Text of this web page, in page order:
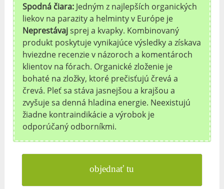
Spodná čiara: Jedným z najlepších organických
liekov na parazity a helminty v Európe je
Neprestávajsprej a kvapky. Kombinovaný
produkt poskytuje vynikajúce výsledky a získava
hviezdne recenzie v názoroch a komentároch
klientov na fórach. Organické zloženie je
bohaté na zložky, ktoré prečisťujú črevá a
črevá. Pleť sa stáva jasnejšou a krajšou a
zvyšuje sa denná hladina energie. Neexistujú
žiadne kontraindikácie a výrobok je
odporúčaný odborníkmi.
objednať tu